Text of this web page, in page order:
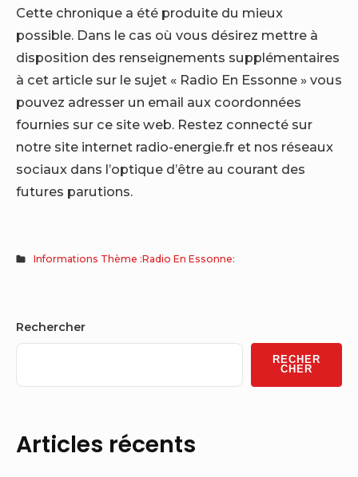
Cette chronique a été produite du mieux
possible. Dans le cas où vous désirez mettre à
disposition des renseignements supplémentaires
à cet article sur le sujet « Radio En Essonne » vous
pouvez adresser un email aux coordonnées
fournies sur ce site web. Restez connecté sur
notre site internet radio-energie.fr et nos réseaux
sociaux dans l’optique d’être au courant des
futures parutions.
Informations Thème :Radio En Essonne:
Sidebar
Widget
Area
Rechercher
RECHER
CHER
Articles récents